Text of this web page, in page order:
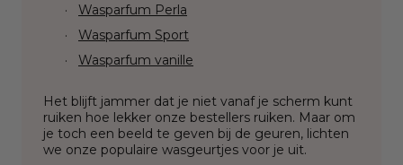
·
Wasparfum Perla
·
Wasparfum Sport
·
Wasparfum vanille
Het blijft jammer dat je niet vanaf je scherm kunt
ruiken hoe lekker onze bestellers ruiken. Maar om
je toch een beeld te geven bij de geuren, lichten
we onze populaire wasgeurtjes voor je uit.